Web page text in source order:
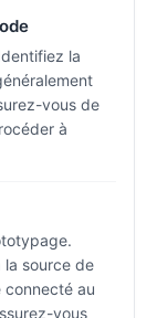
la
vous de
à
la source de
au
vous